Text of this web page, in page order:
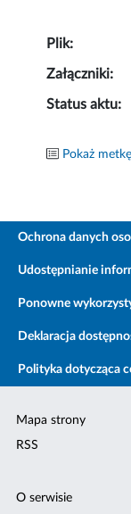
Plik:
Załączniki:
Status aktu:
Pokaż metkę
Ochrona danych
Udostępnianie
Ponowne
Deklaracja
Polityka dotycząca
Mapa strony
RSS
O serwisie